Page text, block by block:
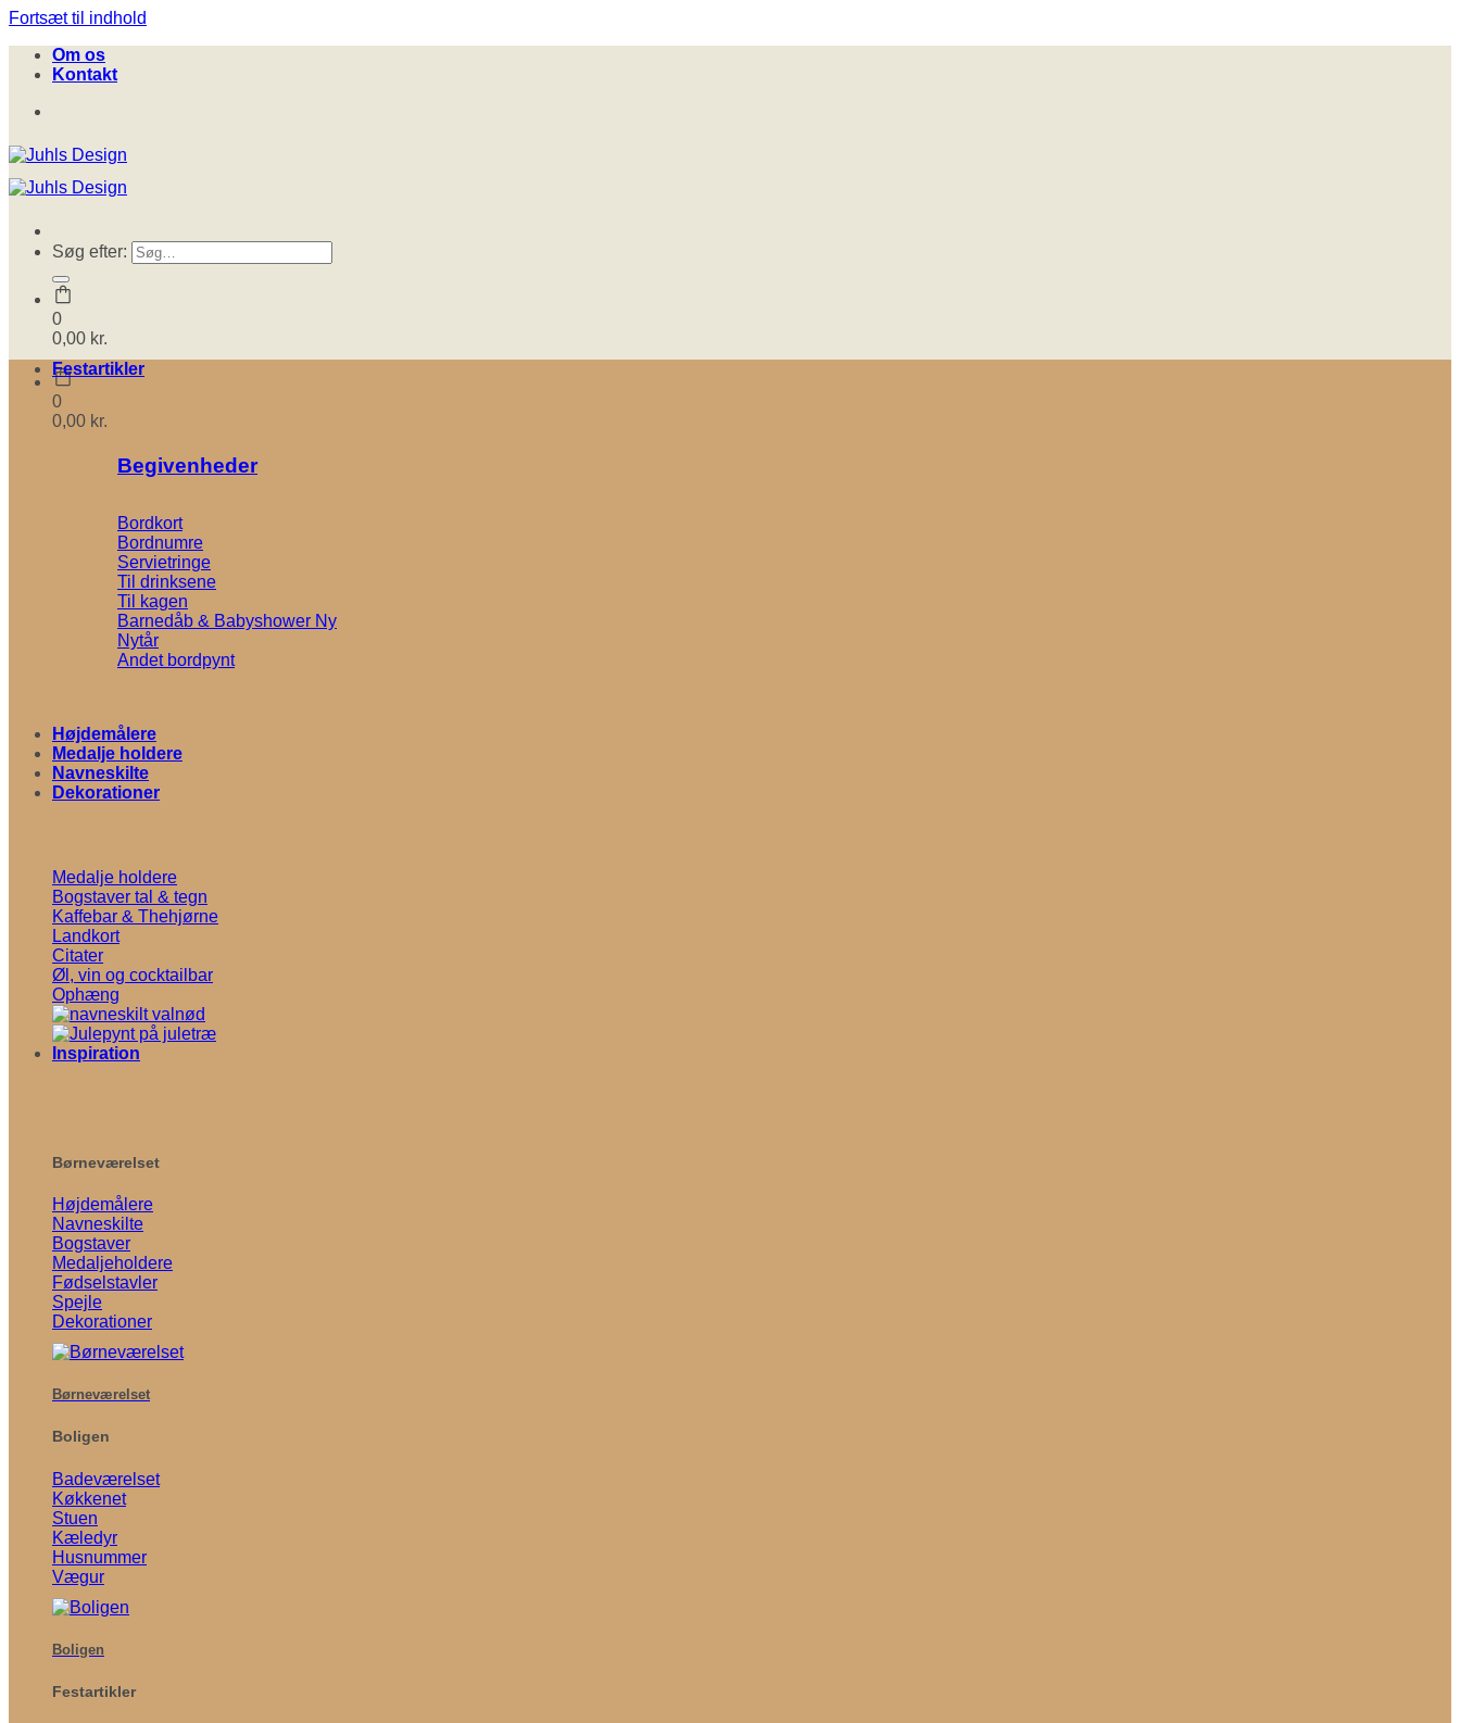
Fortsæt til indhold
Om os
Kontakt
Søg efter:
0
0,00 kr.
0
0,00 kr.
Festartikler
Begivenheder
Bordkort
Bordnumre
Servietringe
Til drinksene
Til kagen
Barnedåb & Babyshower
Nytår
Andet bordpynt
Højdemålere
Medalje holdere
Navneskilte
Dekorationer
Medalje holdere
Bogstaver tal & tegn
Kaffebar & Thehjørne
Landkort
Citater
Øl, vin og cocktailbar
Ophæng
Inspiration
Børneværelset
Højdemålere
Navneskilte
Bogstaver
Medaljeholdere
Fødselstavler
Spejle
Dekorationer
Børneværelset
Boligen
Badeværelset
Køkkenet
Stuen
Kæledyr
Husnummer
Vægur
Boligen
Festartikler